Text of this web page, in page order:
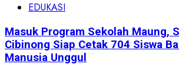
EDUKASI
Masuk Program Sekolah Maung,
Cibinong Siap Cetak 704 Siswa
Manusia Unggul